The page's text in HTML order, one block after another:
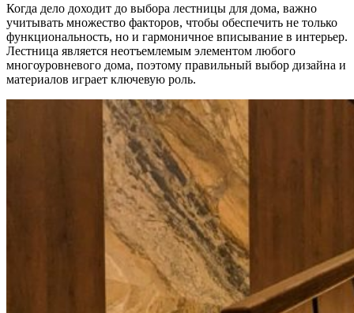
Когда дело доходит до выбора лестницы для дома, важно
учитывать множество факторов, чтобы обеспечить не только
функциональность, но и гармоничное вписывание в интерьер.
Лестница является неотъемлемым элементом любого
многоуровневого дома, поэтому правильный выбор дизайна и
материалов играет ключевую роль.